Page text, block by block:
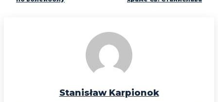
Stanisław Karpionok